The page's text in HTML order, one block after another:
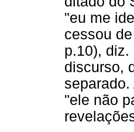
"eu me
cessou
p.10),
discurso,
"ele não